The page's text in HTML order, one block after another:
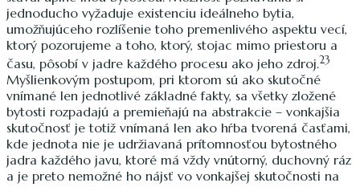
jednoducho vyžaduje existenciu ideálneho bytia,
umožňujúceho rozlíšenie toho premenlivého aspektu vecí,
ktorý pozorujeme a toho, ktorý, stojac mimo priestoru a
času, pôsobí v jadre každého procesu ako jeho zdroj.23
Myšlienkovým postupom, pri ktorom sú ako skutočné
vnímané len jednotlivé základné fakty, sa všetky zložené
bytosti rozpadajú a premieňajú na abstrakcie – vonkajšia
skutočnosť je totiž vnímaná len ako hŕba tvorená časťami,
kde jednota nie je udržiavaná prítomnosťou bytostného
jadra každého javu, ktoré má vždy vnútorný, duchovný ráz
a je preto nemožné ho nájsť vo vonkajšej skutočnosti na